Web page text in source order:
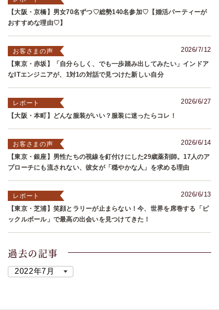
【大阪・京橋】男女70名ずつ♡総勢140名参加♡【婚活パーティーが
おすすめな理由♡】
2026/7/12
お客さまの声
【東京・赤坂】「自分らしく、でも一歩踏み出してみたい」インドア
なITエンジニアが、1対1の対話で見つけた新しい自分
2026/6/27
レポート
【大阪・本町】どんな服装がいい？服装に迷ったらコレ！
2026/6/14
お客さまの声
【東京・銀座】男性たちの視線を釘付けにした29歳薬剤師。17人のア
プローチにも流されない、彼女が「穏やかな人」を求める理由
2026/6/13
レポート
【東京・芝浦】笑顔とラリーが止まらない！今、世界を席巻する「ピ
ックルボール」で最高の出会いを見つけてきた！
過去の記事